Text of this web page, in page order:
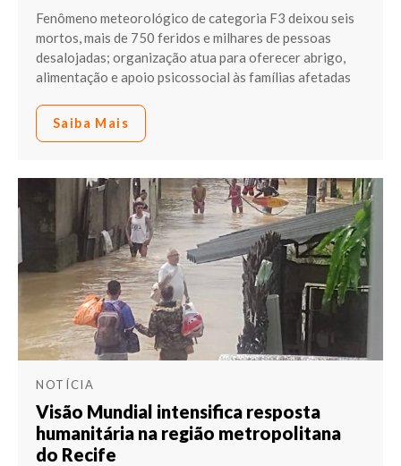
Fenômeno meteorológico de categoria F3 deixou seis
mortos, mais de 750 feridos e milhares de pessoas
desalojadas; organização atua para oferecer abrigo,
alimentação e apoio psicossocial às famílias afetadas
Saiba Mais
NOTÍCIA
Visão Mundial intensifica resposta
humanitária na região metropolitana
do Recife